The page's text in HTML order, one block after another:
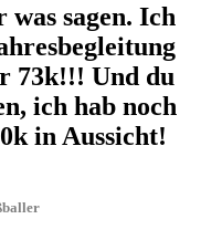
was sagen. Ich
73k!!! Und du
ich hab noch
in Aussicht!